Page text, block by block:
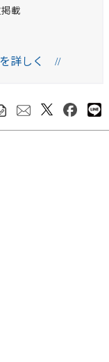
載
詳しく //